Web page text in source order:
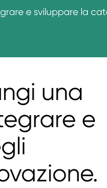
e sviluppare la
una
e